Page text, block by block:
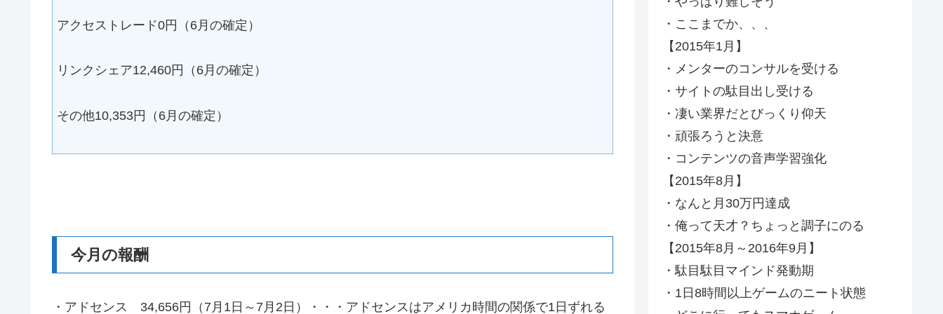
アクセストレード0円（6月の確定）
リンクシェア12,460円（6月の確定）
その他10,353円（6月の確定）
今月の報酬
・アドセンス 34,656円（7月1日～7月2日）・・・アドセンスはアメリカ時間の関係で1日ずれる
・ここまでか、、、
【2015年1月】
・メンターのコンサルを受ける
・サイトの駄目出し受ける
・凄い業界だとびっくり仰天
・頑張ろうと決意
・コンテンツの音声学習強化
【2015年8月】
・なんと月30万円達成
・俺って天才？ちょっと調子にのる
【2015年8月～2016年9月】
・駄目駄目マインド発動期
・1日8時間以上ゲームのニート状態